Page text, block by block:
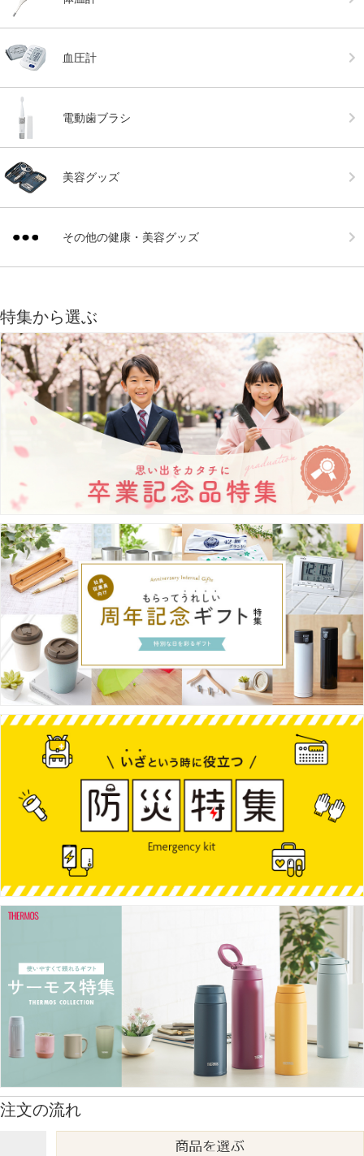
血圧計
電動歯ブラシ
美容グッズ
その他の健康・美容グッズ
特集から選ぶ
注文の流れ